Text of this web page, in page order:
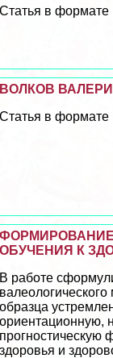
Статья в формате
ВОЛКОВ
Статья в формате
ОБУЧЕНИЯ К
В работе
образца
ориентационную,
прогностическую
здоровья и